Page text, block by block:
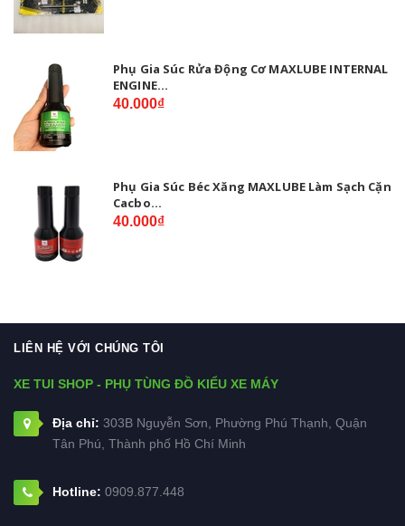
Phụ Gia Súc Rửa Động Cơ MAXLUBE INTERNAL
ENGINE...
40.000₫
Phụ Gia Súc Béc Xăng MAXLUBE Làm Sạch Cặn
Cacbo...
40.000₫
LIÊN HỆ VỚI CHÚNG TÔI
XE TUI SHOP - PHỤ TÙNG ĐỒ KIỂU XE MÁY
Địa chỉ: 303B Nguyễn Sơn, Phường Phú Thạnh, Quận
Tân Phú, Thành phố Hồ Chí Minh
Hotline: 0909.877.448